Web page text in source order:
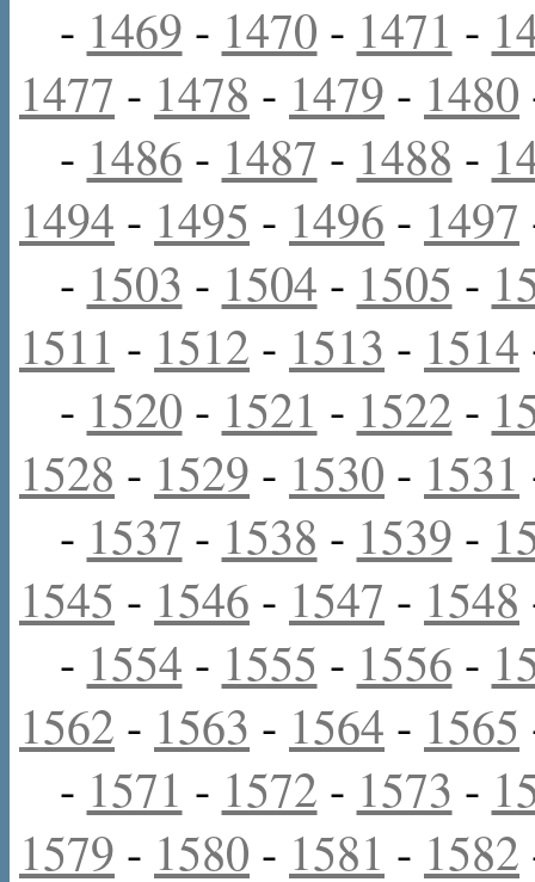
- 1469 - 1470 - 1471 -
1477 - 1478 - 1479 - 1480
- 1486 - 1487 - 1488 -
1494 - 1495 - 1496 - 1497
- 1503 - 1504 - 1505 -
1511 - 1512 - 1513 - 1514
- 1520 - 1521 - 1522 -
1528 - 1529 - 1530 - 1531
- 1537 - 1538 - 1539 -
1545 - 1546 - 1547 - 1548
- 1554 - 1555 - 1556 -
1562 - 1563 - 1564 - 1565
- 1571 - 1572 - 1573 -
1579 - 1580 - 1581 - 1582